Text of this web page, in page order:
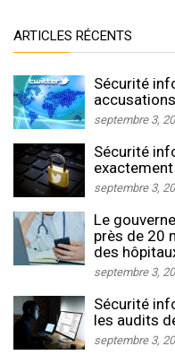
ARTICLES RÉCENTS
Sécurité
septembre 3,
Sécurité
septembre 3,
Le
près de 20
des
septembre 3,
Sécurité
les audits
septembre 3,